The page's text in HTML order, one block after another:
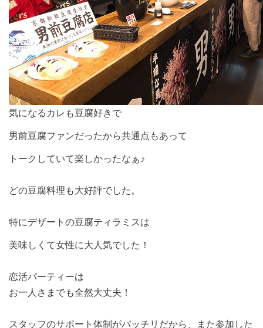
気になるカレも豆腐好きで
男前豆腐ファンだったから共通点もあって
トークしていて楽しかったなぁ♪
どの豆腐料理も大好評でした。
特にデザートの豆腐ティラミスは
美味しくて女性に大人気でした！
恋活パーティーは
お一人さまでも全然大丈夫！
スタッフのサポート体制がバッチリだから、また参加した